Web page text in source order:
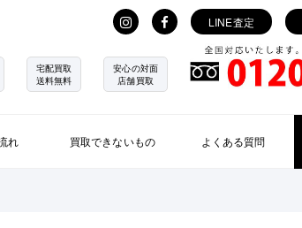
LINE査定
宅配買取
送料無料
安心の対面
店舗買取
れ 買取できないもの よくある質問